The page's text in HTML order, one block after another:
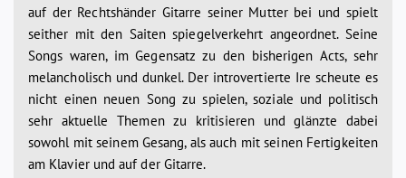
auf der Rechtshänder Gitarre seiner Mutter bei und spielt
seither mit den Saiten spiegelverkehrt angeordnet. Seine
Songs waren, im Gegensatz zu den bisherigen Acts, sehr
melancholisch und dunkel. Der introvertierte Ire scheute es
nicht einen neuen Song zu spielen, soziale und politisch
sehr aktuelle Themen zu kritisieren und glänzte dabei
sowohl mit seinem Gesang, als auch mit seinen Fertigkeiten
am Klavier und auf der Gitarre.